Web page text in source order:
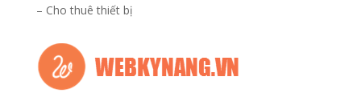
– Cho thuê thiết bị